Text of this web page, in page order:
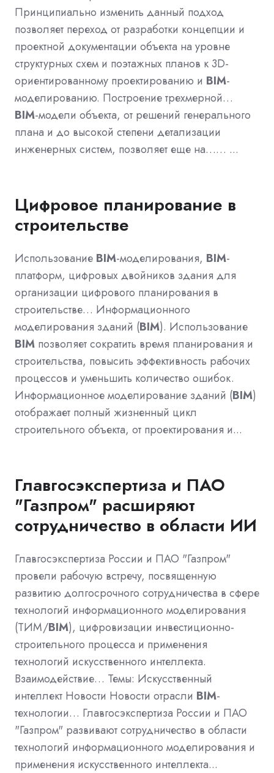
Принципиально изменить данный подход
позволяет переход от разработки концепции и
проектной документации объекта на уровне
структурных схем и поэтажных планов к 3D-
ориентированному проектированию и BIM-
моделированию. Построение трехмерной…
BIM-модели объекта, от решений генерального
плана и до высокой степени детализации
инженерных систем, позволяет еще на…… ...
Цифровое планирование в
строительстве
Использование BIM-моделирования, BIM-
платформ, цифровых двойников здания для
организации цифрового планирования в
строительстве… Информационного
моделирования зданий (BIM). Использование
BIM позволяет сократить время планирования и
строительства, повысить эффективность рабочих
процессов и уменьшить количество ошибок.
Информационное моделирование зданий (BIM)
отображает полный жизненный цикл
строительного объекта, от проектирования и...
Главгосэкспертиза и ПАО
"Газпром" расширяют
сотрудничество в области ИИ
Главгосэкспертиза России и ПАО "Газпром"
провели рабочую встречу, посвященную
развитию долгосрочного сотрудничества в сфере
технологий информационного моделирования
(ТИМ/BIM), цифровизации инвестиционно-
строительного процесса и применения
технологий искусственного интеллекта.
Взаимодействие… Темы: Искусственный
интеллект Новости Новости отрасли BIM-
технологии… Главгосэкспертиза России и ПАО
"Газпром" развивают сотрудничество в области
технологий информационного моделирования и
применения искусственного интеллекта...